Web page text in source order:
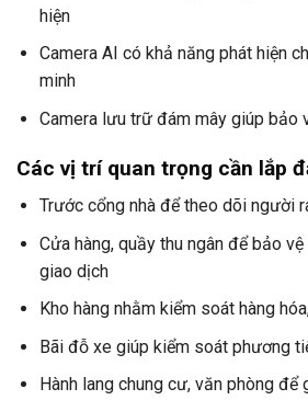
hiện
Camera AI có khả năng phát hiện
minh
Camera lưu trữ đám mây giúp bảo
Các vị trí quan trọng cần lắp
Trước cổng nhà để theo dõi người
Cửa hàng, quầy thu ngân để bảo
giao dịch
Kho hàng nhằm kiểm soát hàng
Bãi đỗ xe giúp kiểm soát phương
Hành lang chung cư, văn phòng